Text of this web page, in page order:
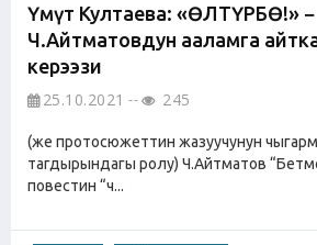
Үмүт Култаева: «ӨЛТҮРБӨ!» −
Ч.Айтматовдун ааламга
керээзи
25.10.2021 245
(же протосюжеттин жазуучунун
тагдырындагы ролу) Ч.Айтматов
повестин “ч...